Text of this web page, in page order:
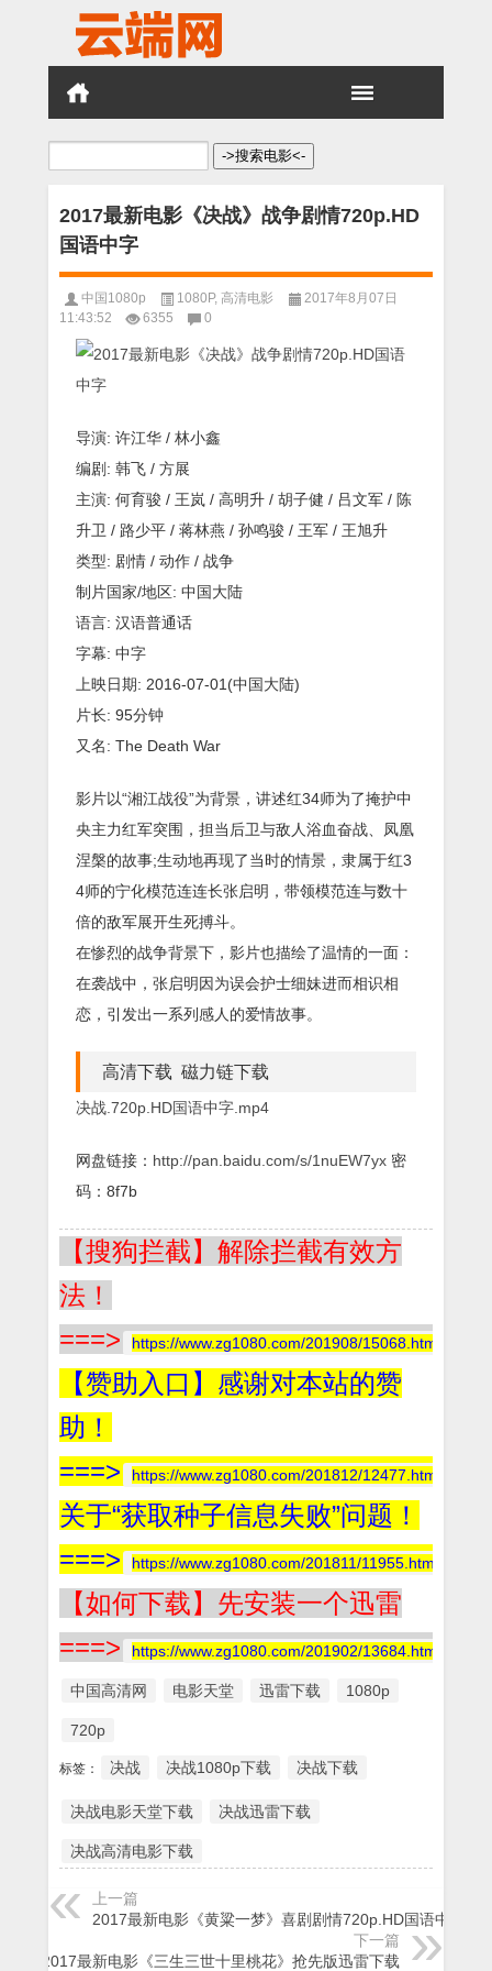
搜
2017最新电影《决战》战争剧情720p.HD
国语中字
中国1080p 1080P, 高清电影
2017年8月07日
11:43:52
6355 0
导演: 许江华 / 林小鑫
编剧: 韩飞 / 方展
主演: 何育骏 / 王岚 / 高明升 / 胡子健 / 吕文军 / 陈
升卫 / 路少平 / 蒋林燕 / 孙鸣骏 / 王军 / 王旭升
类型: 剧情 / 动作 / 战争
制片国家/地区: 中国大陆
语言: 汉语普通话
字幕: 中字
上映日期: 2016-07-01(中国大陆)
片长: 95分钟
又名: The Death War
影片以“湘江战役”为背景，讲述红34师为了掩护中
央主力红军突围，担当后卫与敌人浴血奋战、凤凰
涅槃的故事;生动地再现了当时的情景，隶属于红3
4师的宁化模范连连长张启明，带领模范连与数十
倍的敌军展开生死搏斗。
在惨烈的战争背景下，影片也描绘了温情的一面：
在袭战中，张启明因为误会护士细妹进而相识相
恋，引发出一系列感人的爱情故事。
高清下载 磁力链下载
决战.720p.HD国语中字.mp4
网盘链接： http://pan.baidu.com/s/1nuEW7yx 密
码：8f7b
【搜狗拦截】解除拦截有效方
法！
===>
https://www.zg1080.com/201908/15068.html
【赞助入口】感谢对本站的赞
助！
===>
https://www.zg1080.com/201812/12477.html
关于“获取种子信息失败”问题！
===>
https://www.zg1080.com/201811/11955.html
【如何下载】先安装一个迅雷
===>
https://www.zg1080.com/201902/13684.html
中国高清网 电影天堂 迅雷下载 1080p
720p
标签： 决战 决战1080p下载 决战下载
决战电影天堂下载 决战迅雷下载
决战高清电影下载
上一篇
2017最新电影《黄粱一梦》喜剧剧情720p.HD国语中字
下一篇
2017最新电影《三生三世十里桃花》抢先版迅雷下载